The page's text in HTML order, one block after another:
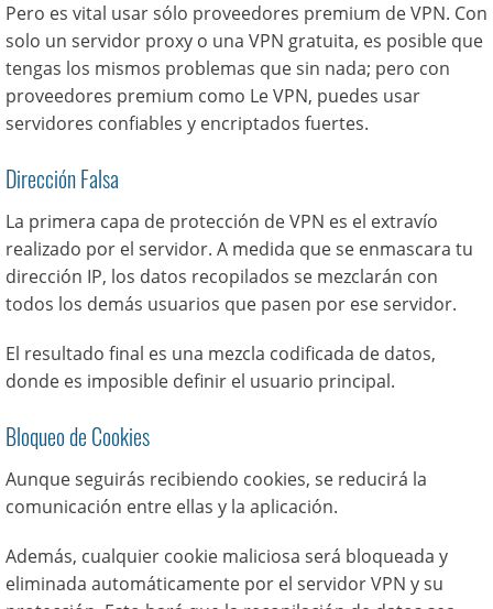
Pero es vital usar sólo proveedores premium de VPN. Con
solo un servidor proxy o una VPN gratuita, es posible que
tengas los mismos problemas que sin nada; pero con
proveedores premium como Le VPN, puedes usar
servidores confiables y encriptados fuertes.
Dirección Falsa
La primera capa de protección de VPN es el extravío
realizado por el servidor. A medida que se enmascara tu
dirección IP, los datos recopilados se mezclarán con
todos los demás usuarios que pasen por ese servidor.
El resultado final es una mezcla codificada de datos,
donde es imposible definir el usuario principal.
Bloqueo de Cookies
Aunque seguirás recibiendo cookies, se reducirá la
comunicación entre ellas y la aplicación.
Además, cualquier cookie maliciosa será bloqueada y
eliminada automáticamente por el servidor VPN y su